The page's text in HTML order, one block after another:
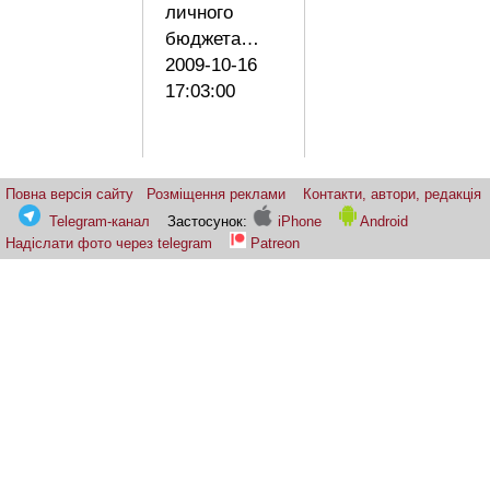
личного
бюджета…
2009-10-16
17:03:00
Повна версія сайту Розміщення реклами
Контакти, автори, редакція
Telegram-канал
Застосунок: iPhone
Android
Надіслати фото через telegram
Patreon